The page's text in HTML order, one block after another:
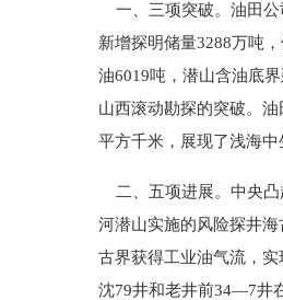
一、三项突破。油田公
新增探明储量3288万吨
油6019吨，潜山含油底
山西滚动勘探的突破。
平方千米，展现了浅海
二、五项进展。中央凸
河潜山实施的风险探井
古界获得工业油气流，
沈79井和老井前34—7井